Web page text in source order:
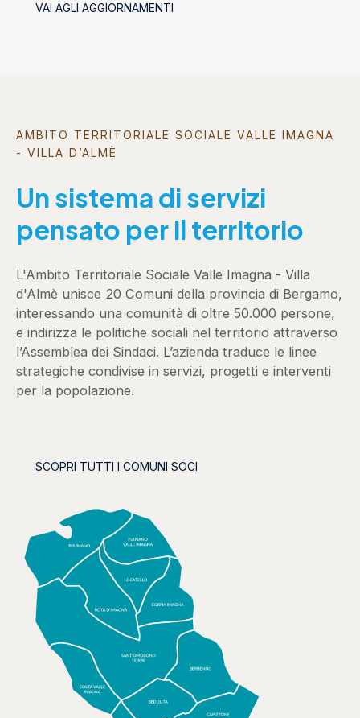
VAI AGLI AGGIORNAMENTI
AMBITO TERRITORIALE SOCIALE VALLE IMAGNA
- VILLA D’ALMÈ
Un sistema di servizi
pensato per il territorio
L'Ambito Territoriale Sociale Valle Imagna - Villa
d'Almè unisce 20 Comuni della provincia di Bergamo,
interessando una comunità di oltre 50.000 persone,
e indirizza le politiche sociali nel territorio attraverso
l’Assemblea dei Sindaci. L’azienda traduce le linee
strategiche condivise in servizi, progetti e interventi
per la popolazione.
SCOPRI TUTTI I COMUNI SOCI